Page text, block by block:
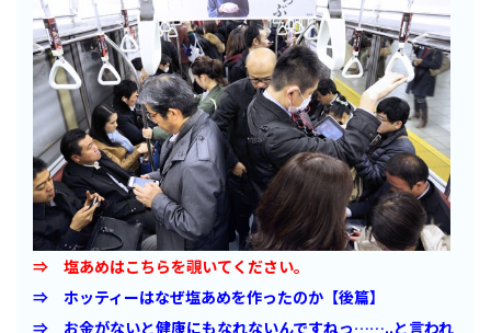
⇒ 塩あめはこちらを覗いてください。
⇒ ホッティーはなぜ塩あめを作ったのか【後篇】
⇒ お金がないと健康にもなれないんですねっ……..と言われ